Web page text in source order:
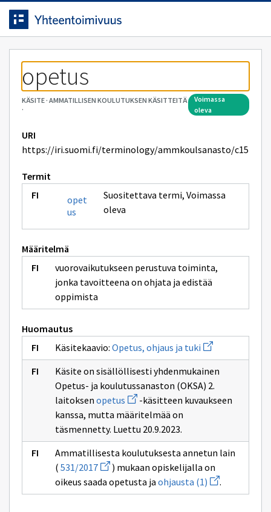
Siirrytty
sivulle
Siirry suoraan sisältöön.
opetus
KÄSITE· AMMATILLISEN KOULUTUKSEN KÄSITTEITÄ
·
voimassa
oleva
URI
https://iri.suomi.fi/terminology/ammkoulsanasto/c15
Termit
opet
us
Suositettava termi, Voimassa
oleva
Määritelmä
vuorovaikutukseen perustuva toiminta,
jonka tavoitteena on ohjata ja edistää
oppimista
Huomautus
Käsitekaavio: Opetus, ohjaus ja tuki Avaa
uuden
ikkunan
sivulle
Opetus,
ohjaus
ja
Käsite on sisällöllisesti yhdenmukainen
Opetus- ja koulutussanaston (OKSA) 2.
laitoksen opetus Avaa
uuden
ikkunan
sivulle
opetus
-käsitteen kuvaukseen
kanssa, mutta määritelmää on
täsmennetty. Luettu 20.9.2023.
Ammatillisesta koulutuksesta annetun lain
( 531/2017Avaa
uuden
ikkunan
sivulle
) mukaan opiskelijalla on
oikeus saada opetusta ja ohjausta (1) Avaa
uuden
ikkunan
.